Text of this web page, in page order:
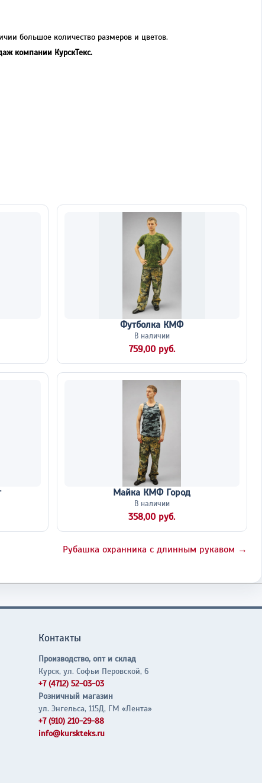
большое количество размеров и цветов.
компании КурскТекс.
Футболка КМФ
В наличии
759,00 руб.
Майка КМФ Город
В наличии
358,00 руб.
Рубашка охранника с длинным рукавом →
Контакты
Производство, опт и склад
Курск, ул. Софьи Перовской, 6
+7 (4712) 52-03-03
Розничный магазин
ул. Энгельса, 115Д, ГМ «Лента»
+7 (910) 210-29-88
info@kurskteks.ru